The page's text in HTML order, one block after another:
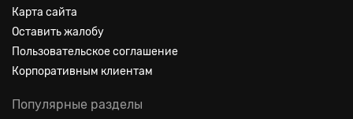
Карта сайта
Оставить жалобу
Пользовательское соглашение
Корпоративным клиентам
Популярные разделы